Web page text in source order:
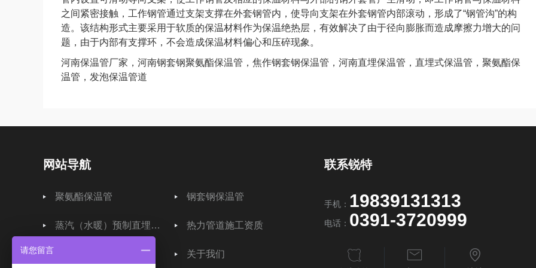
之间紧密接触，工作钢管通过支架支撑在外套钢管内，使导向支架在外套钢管内部滚动，形成了“钢管沟”的构
造。该结构形式主要采用于软质的保温材料作为保温绝热层，有效解决了由于径向膨胀而造成摩擦力增大的问
题，由于内部有支撑环，不会造成保温材料偏心和压碎现象。
河南保温管厂家，河南钢套钢聚氨酯保温管，焦作钢套钢保温管，河南直埋保温管，直埋式保温管，聚氨酯保
温管，发泡保温管道
网站导航
聚氨酯保温管 钢套钢保温管
蒸汽（水暖）预制直埋保温管 热力管道施工资质
关于我们
联系锐特
手机： 19839131313
电话： 0391-3720999
请您留言